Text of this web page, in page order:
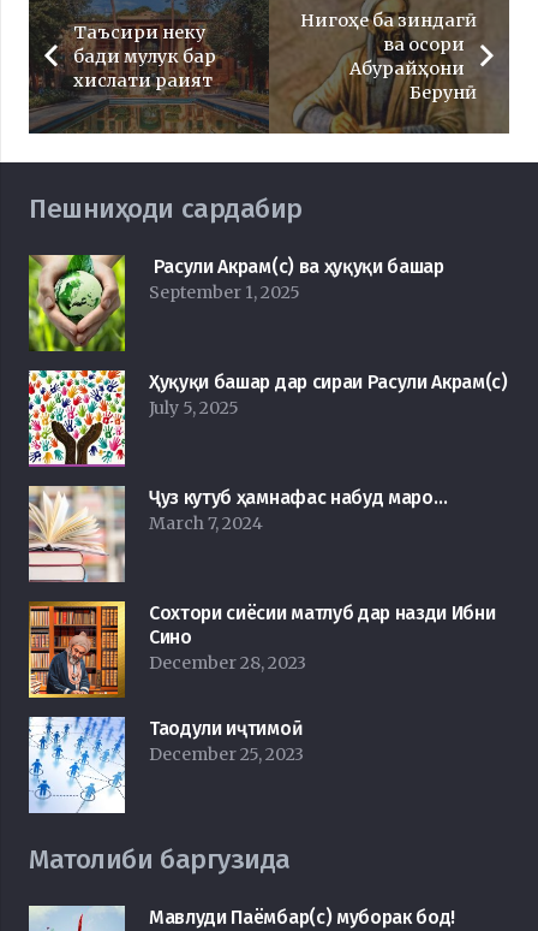
Таъсири неку
бади мулук бар
хислати раият
Нигоҳе ба зиндагӣ
ва осори
Абурайҳони
Берунӣ
Пешниҳоди сардабир
Расули Акрам(с) ва ҳуқуқи башар
September 1, 2025
Ҳуқуқи башар дар сираи Расули Акрам(с)
July 5, 2025
Ҷуз кутуб ҳамнафас набуд маро…
March 7, 2024
Сохтори сиёсии матлуб дар назди Ибни
Сино
December 28, 2023
Таодули иҷтимоӣ
December 25, 2023
Матолиби баргузида
Мавлуди Паёмбар(с) муборак бод!